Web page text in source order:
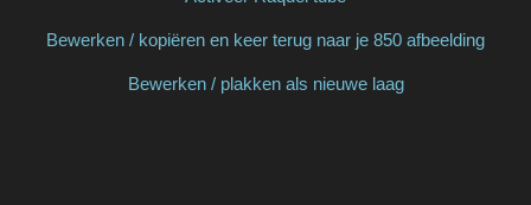
Bewerken / kopiëren en keer terug naar je 850 afbeelding
Bewerken / plakken als nieuwe laag